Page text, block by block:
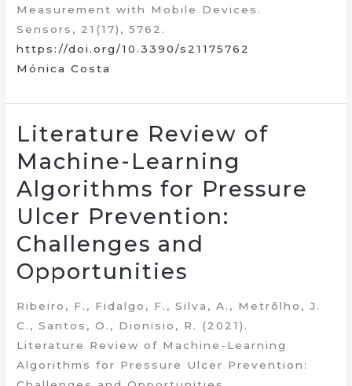
Measurement with Mobile Devices.
Sensors, 21(17), 5762.
https://doi.org/10.3390/s21175762
Mónica Costa
Literature Review of
Machine-Learning
Algorithms for Pressure
Ulcer Prevention:
Challenges and
Opportunities
Ribeiro, F., Fidalgo, F., Silva, A., Metrôlho, J.
C., Santos, O., Dionisio, R. (2021).
Literature Review of Machine-Learning
Algorithms for Pressure Ulcer Prevention: